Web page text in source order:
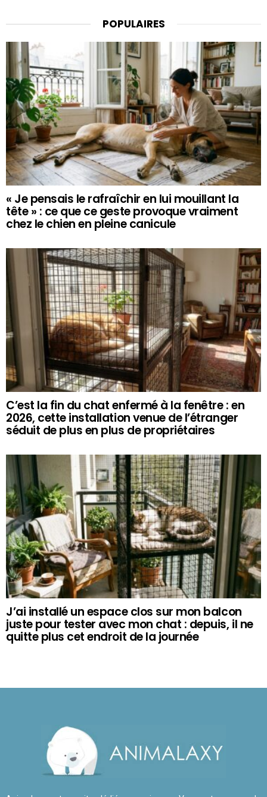
POPULAIRES
« Je pensais le rafraîchir en lui mouillant la
tête » : ce que ce geste provoque vraiment
chez le chien en pleine canicule
C’est la fin du chat enfermé à la fenêtre : en
2026, cette installation venue de l’étranger
séduit de plus en plus de propriétaires
J’ai installé un espace clos sur mon balcon
juste pour tester avec mon chat : depuis, il ne
quitte plus cet endroit de la journée